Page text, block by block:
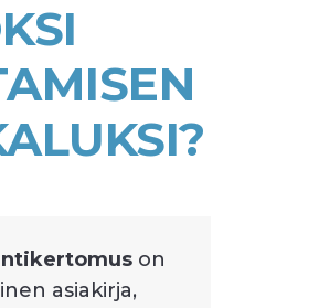
on
asiakirja,